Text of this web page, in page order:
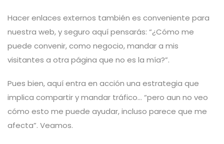
Hacer enlaces externos también es conveniente para
nuestra web, y seguro aquí pensarás: “¿Cómo me
puede convenir, como negocio, mandar a mis
visitantes a otra página que no es la mía?”.
Pues bien, aquí entra en acción una estrategia que
implica compartir y mandar tráfico… “pero aun no veo
cómo esto me puede ayudar, incluso parece que me
afecta”. Veamos.